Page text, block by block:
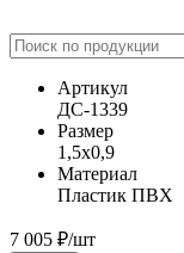
Артикул
ДС-1339
Размер
1,5х0,9
Материал
Пластик ПВХ
7 005 ₽/шт